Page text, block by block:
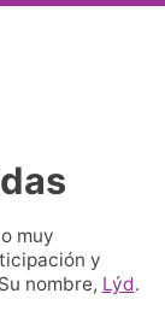
muy
y
nombre, Lýd.